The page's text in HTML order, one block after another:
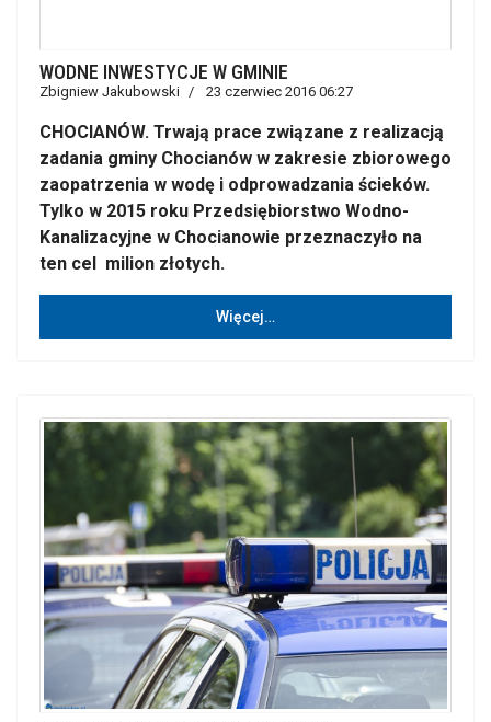
WODNE INWESTYCJE W GMINIE
Zbigniew Jakubowski 23 czerwiec 2016 06:27
CHOCIANÓW. Trwają prace związane z realizacją
zadania gminy Chocianów w zakresie zbiorowego
zaopatrzenia w wodę i odprowadzania ścieków.
Tylko w 2015 roku Przedsiębiorstwo Wodno-
Kanalizacyjne w Chocianowie przeznaczyło na
ten cel milion złotych.
Więcej…